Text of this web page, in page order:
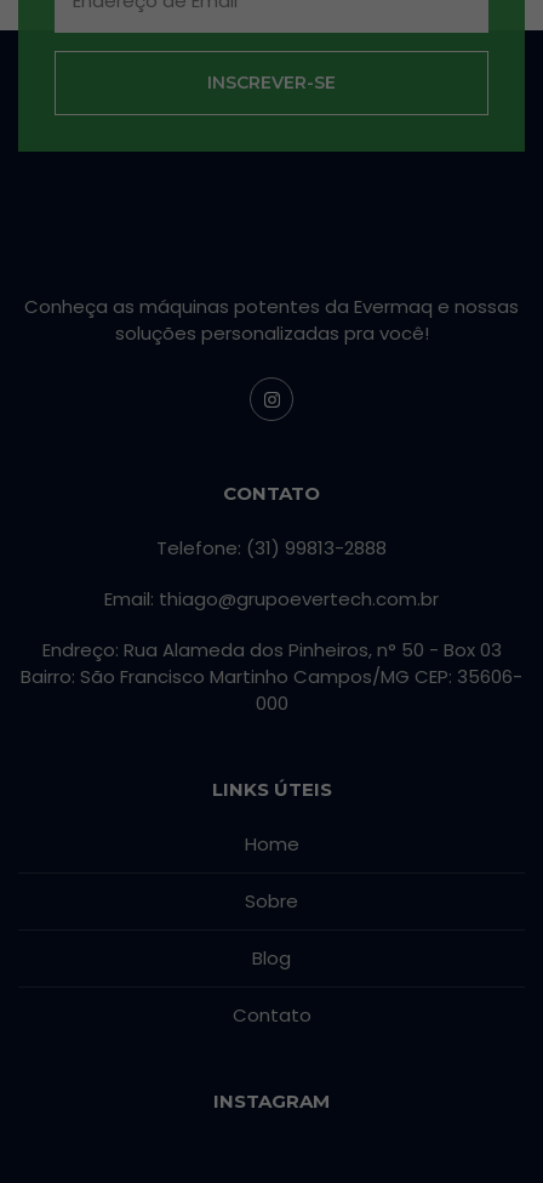
INSCREVER-SE
Conheça as máquinas potentes da Evermaq e nossas
soluções personalizadas pra você!
CONTATO
Telefone: (31) 99813-2888
Email: thiago@grupoevertech.com.br
Endreço: Rua Alameda dos Pinheiros, n° 50 - Box 03
Bairro: São Francisco Martinho Campos/MG CEP: 35606-
000
LINKS ÚTEIS
Home
Sobre
Blog
Contato
INSTAGRAM